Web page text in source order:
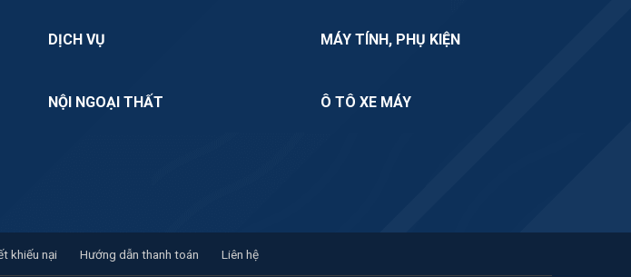
DỊCH VỤ MÁY TÍNH, PHỤ KIỆN
NỘI NGOẠI THẤT Ô TÔ XE MÁY
khiếu nại Hướng dẫn thanh toán Liên hệ